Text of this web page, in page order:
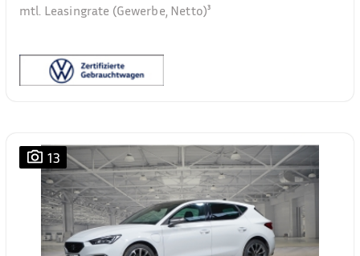
mtl. Leasingrate (Gewerbe, Netto)³
13